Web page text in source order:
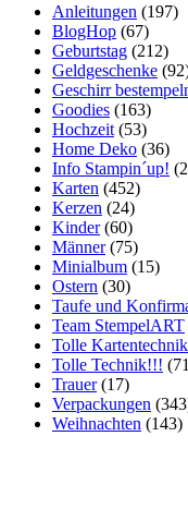
Anleitungen (197)
BlogHop (67)
Geburtstag (212)
Geldgeschenke
Geschirr
Goodies (163)
Hochzeit (53)
Home Deko (36)
Info Stampin´up!
Karten (452)
Kerzen (24)
Kinder(60)
Männer(75)
Minialbum (15)
Ostern (30)
Taufe und
Team StempelART
Tolle
Tolle Technik!!!
Trauer(17)
Verpackungen
Weihnachten (143)